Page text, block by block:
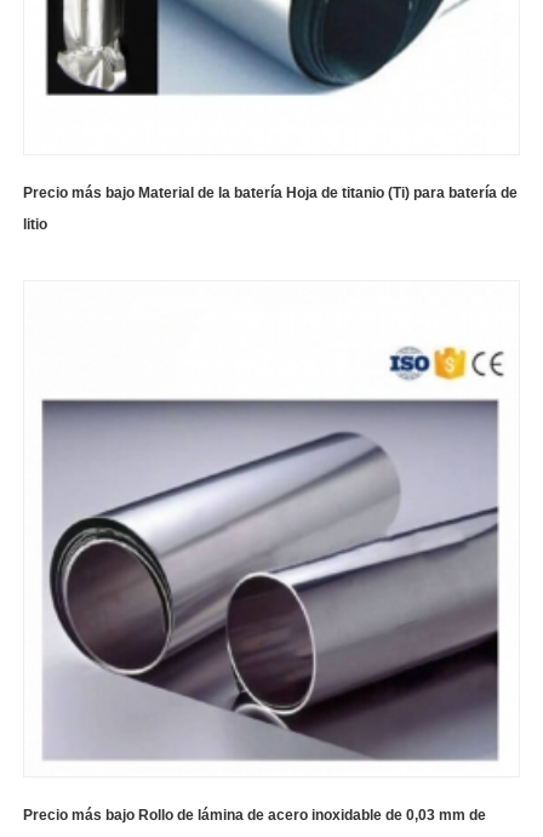
Precio más bajo Material de la batería Hoja de titanio (Ti) para batería de
litio
Precio más bajo Rollo de lámina de acero inoxidable de 0,03 mm de